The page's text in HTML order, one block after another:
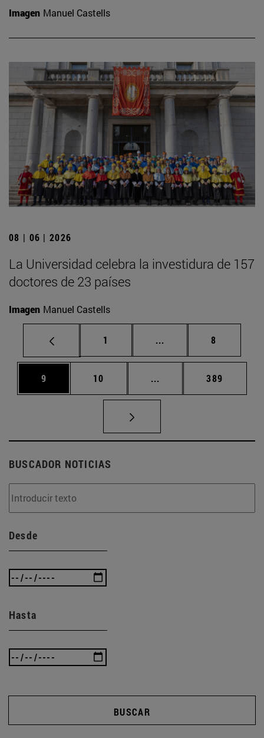
Imagen Manuel Castells
08 | 06 | 2026
La Universidad celebra la investidura de 157
doctores de 23 países
Imagen Manuel Castells
Página
1 ... Páginas intermedias
Página
8
Página
9 Página
10 ... Páginas intermedias
Página
389
BUSCADOR NOTICIAS
Desde
Hasta
BUSCAR